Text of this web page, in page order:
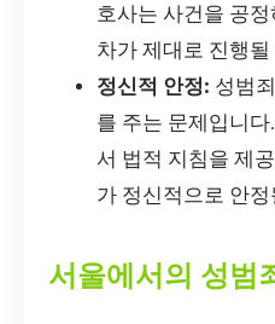
호사는 사건을 공
차가 제대로 진행
정신적 안정: 성범
를 주는 문제입니
서 법적 지침을 제
가 정신적으로 안
서울에서의 성범